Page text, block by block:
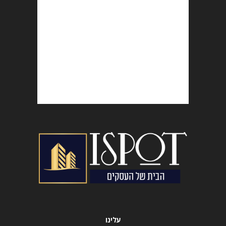
עלינו